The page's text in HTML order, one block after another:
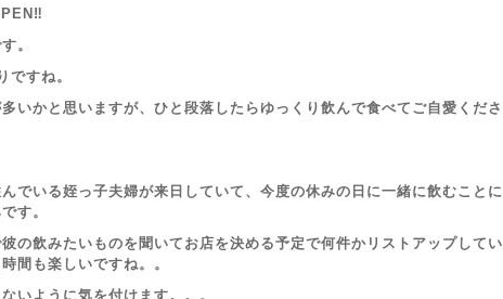
。
ですね。
いかと思いますが、ひと段落したらゆっくり飲んで食べてご自愛くださ
でいる姪っ子夫婦が来日していて、今度の休みの日に一緒に飲むことに
す。
の飲みたいものを聞いてお店を決める予定で何件かリストアップしてい
間も楽しいですね。。
いように気を付けます。。。